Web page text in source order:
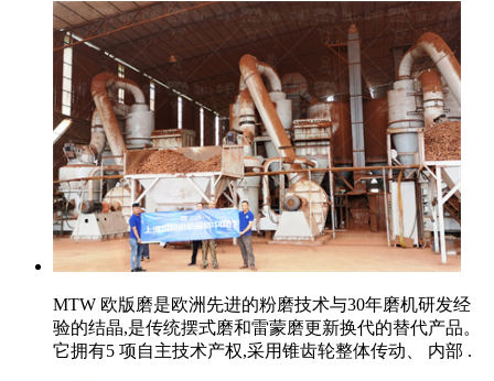
MTW 欧版磨是欧洲先进的粉磨技术与30年磨机研发经
验的结晶,是传统摆式磨和雷蒙磨更新换代的替代产品。
它拥有5 项自主技术产权,采用锥齿轮整体传动、 内部 .